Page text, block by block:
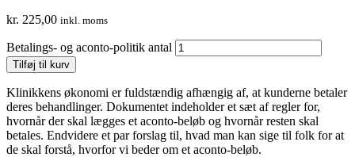
kr. 225,00 inkl. moms
Betalings- og aconto-politik antal
Tilføj til kurv
Klinikkens økonomi er fuldstændig afhængig af, at kunderne betaler
deres behandlinger. Dokumentet indeholder et sæt af regler for,
hvornår der skal lægges et aconto-beløb og hvornår resten skal
betales. Endvidere et par forslag til, hvad man kan sige til folk for at
de skal forstå, hvorfor vi beder om et aconto-beløb.